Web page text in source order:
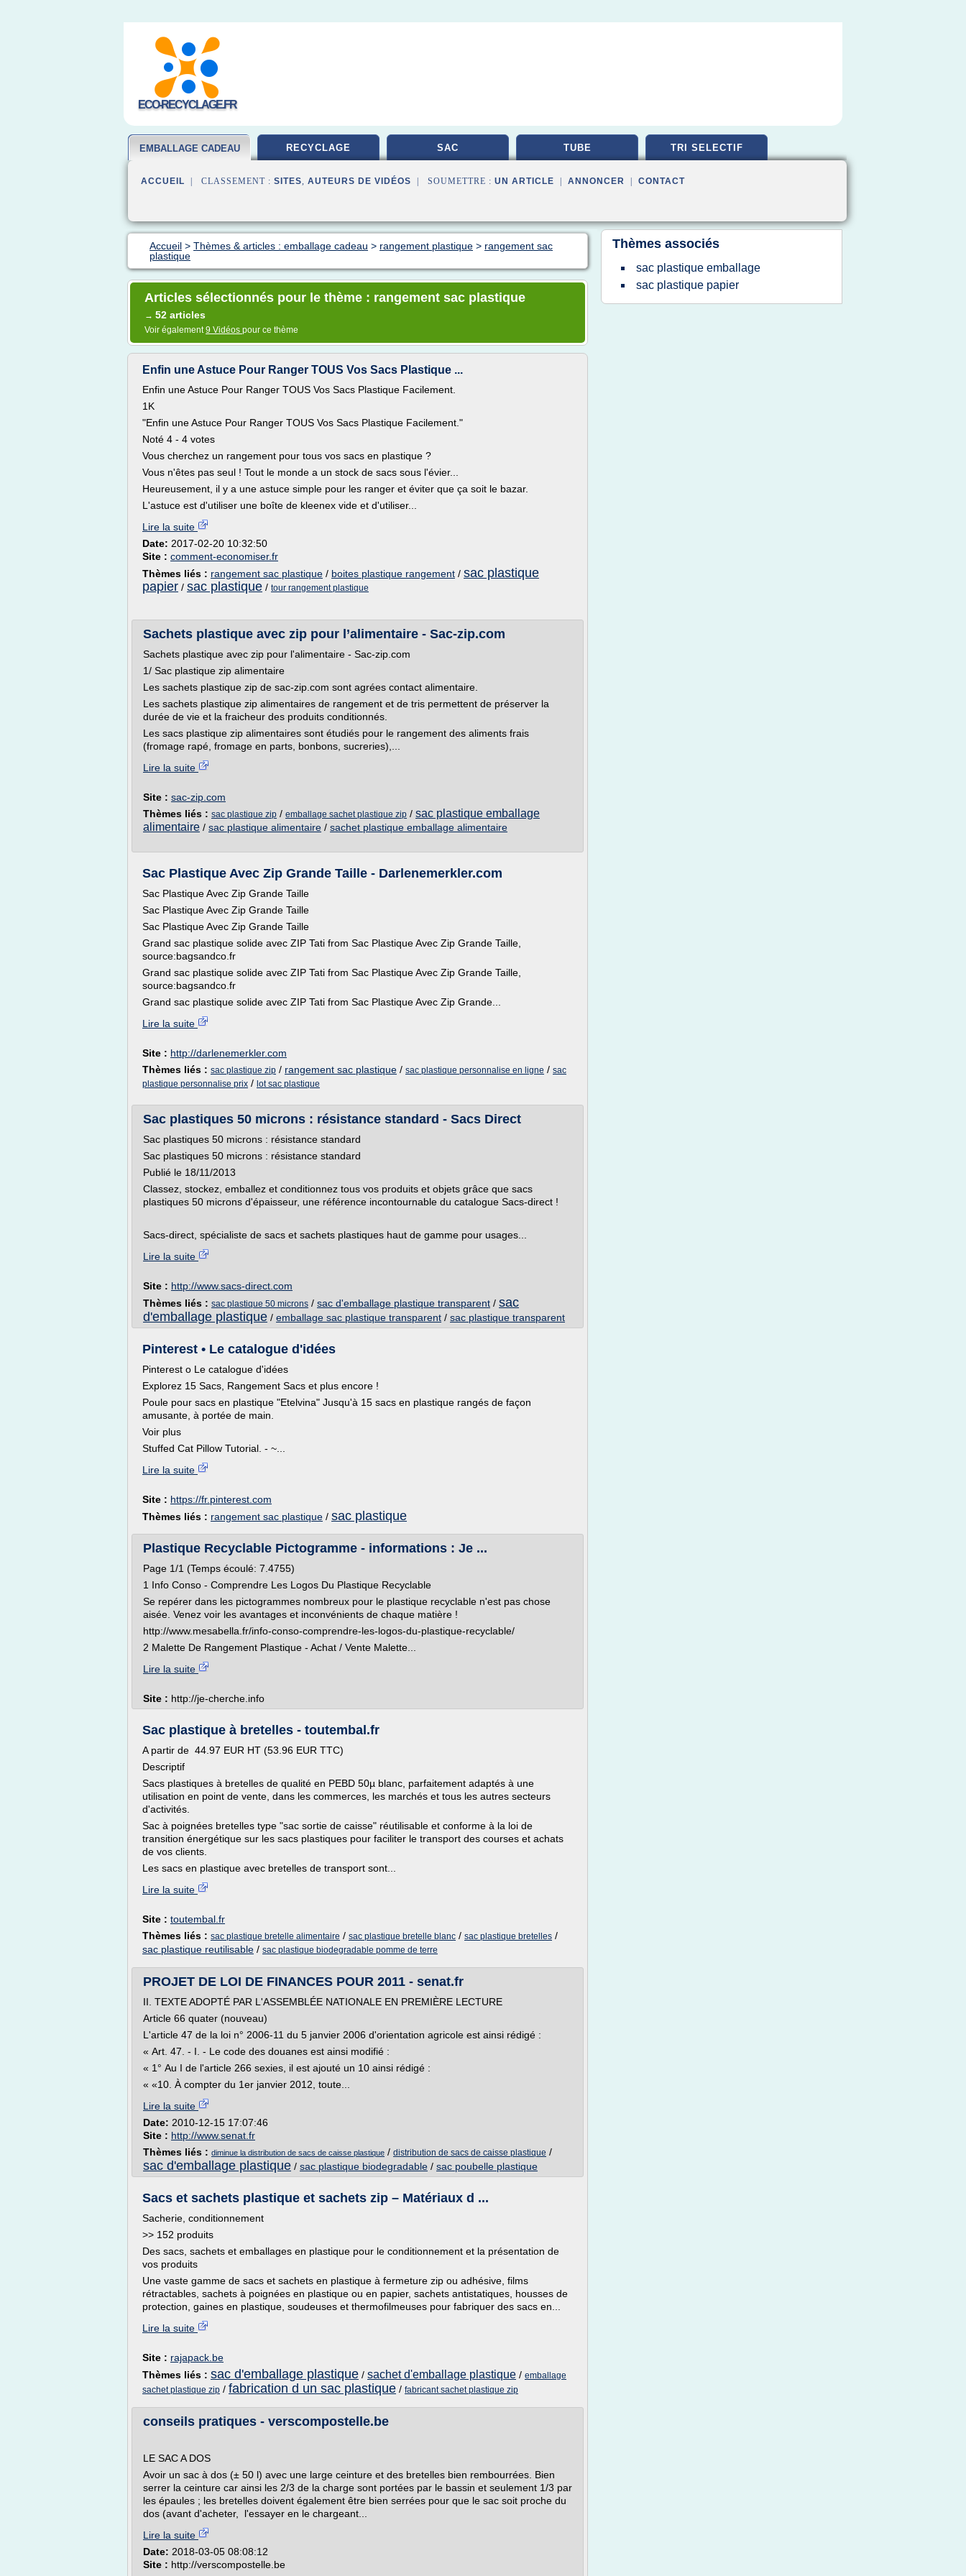
ECO-RECYCLAGE.FR
EMBALLAGE CADEAU RECYCLAGE SAC TUBE TRI SELECTIF
ACCUEIL | CLASSEMENT : SITES, AUTEURS DE VIDÉOS | SOUMETTRE : UN ARTICLE ANNONCER CONTACT
Accueil > Thèmes & articles : emballage cadeau > rangement plastique > rangement sac
plastique
Articles sélectionnés pour le thème : rangement sac plastique
→ 52 articles
Voir également9 Vidéos pour ce thème
Enfin une Astuce Pour Ranger TOUS Vos Sacs Plastique ...
Enfin une Astuce Pour Ranger TOUS Vos Sacs Plastique Facilement.
1K
"Enfin une Astuce Pour Ranger TOUS Vos Sacs Plastique Facilement."
Noté 4 - 4 votes
Vous cherchez un rangement pour tous vos sacs en plastique ?
Vous n'êtes pas seul ! Tout le monde a un stock de sacs sous l'évier...
Heureusement, il y a une astuce simple pour les ranger et éviter que ça soit le bazar.
L'astuce est d'utiliser une boîte de kleenex vide et d'utiliser...
Lire la suite
Date: 2017-02-20 10:32:50
Site : comment-economiser.fr
Thèmes liés : rangement sac plastique / boites plastique rangement / sac plastique
papier / sac plastique / tour rangement plastique
Sachets plastique avec zip pour l’alimentaire - Sac-zip.com
Sachets plastique avec zip pour l'alimentaire - Sac-zip.com
1/ Sac plastique zip alimentaire
Les sachets plastique zip de sac-zip.com sont agrées contact alimentaire.
Les sachets plastique zip alimentaires de rangement et de tris permettent de préserver la
durée de vie et la fraicheur des produits conditionnés.
Les sacs plastique zip alimentaires sont étudiés pour le rangement des aliments frais
(fromage rapé, fromage en parts, bonbons, sucreries),...
Lire la suite
Site : sac-zip.com
Thèmes liés : sac plastique zip / emballage sachet plastique zip / sac plastique emballage
alimentaire / sac plastique alimentaire / sachet plastique emballage alimentaire
Sac Plastique Avec Zip Grande Taille - Darlenemerkler.com
Sac Plastique Avec Zip Grande Taille
Sac Plastique Avec Zip Grande Taille
Sac Plastique Avec Zip Grande Taille
Grand sac plastique solide avec ZIP Tati from Sac Plastique Avec Zip Grande Taille,
source:bagsandco.fr
Grand sac plastique solide avec ZIP Tati from Sac Plastique Avec Zip Grande Taille,
source:bagsandco.fr
Grand sac plastique solide avec ZIP Tati from Sac Plastique Avec Zip Grande...
Lire la suite
Site : http://darlenemerkler.com
Thèmes liés : sac plastique zip / rangement sac plastique / sac plastique personnalise en ligne / sac
plastique personnalise prix / lot sac plastique
Sac plastiques 50 microns : résistance standard - Sacs Direct
Sac plastiques 50 microns : résistance standard
Sac plastiques 50 microns : résistance standard
Publié le 18/11/2013
Classez, stockez, emballez et conditionnez tous vos produits et objets grâce que sacs
plastiques 50 microns d'épaisseur, une référence incontournable du catalogue Sacs-direct !
Sacs-direct, spécialiste de sacs et sachets plastiques haut de gamme pour usages...
Lire la suite
Site : http://www.sacs-direct.com
Thèmes liés : sac plastique 50 microns / sac d'emballage plastique transparent / sac
d'emballage plastique / emballage sac plastique transparent / sac plastique transparent
Pinterest • Le catalogue d'idées
Pinterest o Le catalogue d'idées
Explorez 15 Sacs, Rangement Sacs et plus encore !
Poule pour sacs en plastique "Etelvina" Jusqu'à 15 sacs en plastique rangés de façon
amusante, à portée de main.
Voir plus
Stuffed Cat Pillow Tutorial. - ~...
Lire la suite
Site : https://fr.pinterest.com
Thèmes liés : rangement sac plastique / sac plastique
Plastique Recyclable Pictogramme - informations : Je ...
Page 1/1 (Temps écoulé: 7.4755)
1 Info Conso - Comprendre Les Logos Du Plastique Recyclable
Se repérer dans les pictogrammes nombreux pour le plastique recyclable n'est pas chose
aisée. Venez voir les avantages et inconvénients de chaque matière !
http://www.mesabella.fr/info-conso-comprendre-les-logos-du-plastique-recyclable/
2 Malette De Rangement Plastique - Achat / Vente Malette...
Lire la suite
Site : http://je-cherche.info
Sac plastique à bretelles - toutembal.fr
A partir de 44.97 EUR HT (53.96 EUR TTC)
Descriptif
Sacs plastiques à bretelles de qualité en PEBD 50µ blanc, parfaitement adaptés à une
utilisation en point de vente, dans les commerces, les marchés et tous les autres secteurs
d'activités.
Sac à poignées bretelles type "sac sortie de caisse" réutilisable et conforme à la loi de
transition énergétique sur les sacs plastiques pour faciliter le transport des courses et achats
de vos clients.
Les sacs en plastique avec bretelles de transport sont...
Lire la suite
Site : toutembal.fr
Thèmes liés : sac plastique bretelle alimentaire / sac plastique bretelle blanc / sac plastique bretelles /
sac plastique reutilisable / sac plastique biodegradable pomme de terre
PROJET DE LOI DE FINANCES POUR 2011 - senat.fr
II. TEXTE ADOPTÉ PAR L'ASSEMBLÉE NATIONALE EN PREMIÈRE LECTURE
Article 66 quater (nouveau)
L'article 47 de la loi n° 2006-11 du 5 janvier 2006 d'orientation agricole est ainsi rédigé :
« Art. 47. - I. - Le code des douanes est ainsi modifié :
« 1° Au I de l'article 266 sexies, il est ajouté un 10 ainsi rédigé :
« «10. À compter du 1er janvier 2012, toute...
Lire la suite
Date: 2010-12-15 17:07:46
Site : http://www.senat.fr
Thèmes liés : diminue la distribution de sacs de caisse plastique / distribution de sacs de caisse plastique /
sac d'emballage plastique / sac plastique biodegradable / sac poubelle plastique
Sacs et sachets plastique et sachets zip – Matériaux d ...
Sacherie, conditionnement
>> 152 produits
Des sacs, sachets et emballages en plastique pour le conditionnement et la présentation de
vos produits
Une vaste gamme de sacs et sachets en plastique à fermeture zip ou adhésive, films
rétractables, sachets à poignées en plastique ou en papier, sachets antistatiques, housses de
protection, gaines en plastique, soudeuses et thermofilmeuses pour fabriquer des sacs en...
Lire la suite
Site : rajapack.be
Thèmes liés : sac d'emballage plastique / sachet d'emballage plastique / emballage
sachet plastique zip / fabrication d un sac plastique / fabricant sachet plastique zip
conseils pratiques - verscompostelle.be
LE SAC A DOS
Avoir un sac à dos (± 50 l) avec une large ceinture et des bretelles bien rembourrées. Bien
serrer la ceinture car ainsi les 2/3 de la charge sont portées par le bassin et seulement 1/3 par
les épaules ; les bretelles doivent également être bien serrées pour que le sac soit proche du
dos (avant d'acheter, l'essayer en le chargeant...
Lire la suite
Date: 2018-03-05 08:08:12
Site : http://verscompostelle.be
Thèmes associés
sac plastique emballage
sac plastique papier